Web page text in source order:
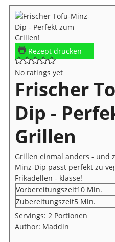
Rezept drucken
No ratings yet
Frischer
Dip -
Grillen
Grillen einmal anders - und
Minz-Dip passt perfekt zu
Frikadellen - klasse!
Vorbereitungszeit10Minuten
Min.
Zubereitungszeit5Minuten
Min.
Servings: 2 Portionen
Author: Maddin